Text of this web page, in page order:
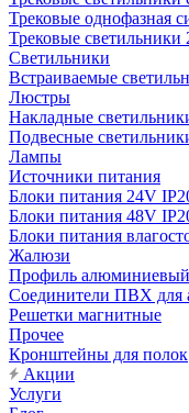
Трековые однофазная
Трековые светильники
Светильники
Встраиваемые
Люстры
Накладные
Подвесные
Лампы
Источники питания
Блоки питания 24V
Блоки питания 48V
Блоки питания
Жалюзи
Профиль алюминиевый
Соединители ПВХ для
Решетки магнитные
Прочее
Кронштейны для полок
Акции
Услуги